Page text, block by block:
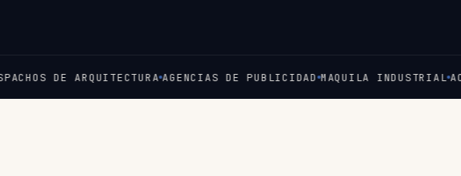
DE ARQUITECTURA AGENCIAS DE PUBLICIDAD MAQUILA INDUSTRIAL